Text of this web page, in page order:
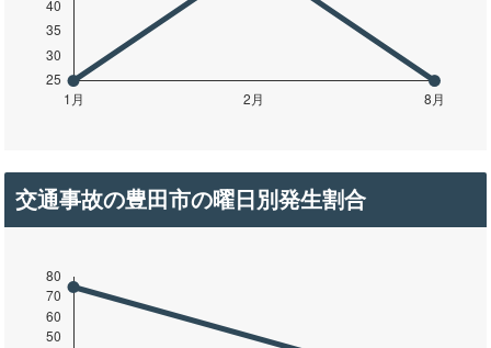
交通事故の豊田市の曜日別発生割合